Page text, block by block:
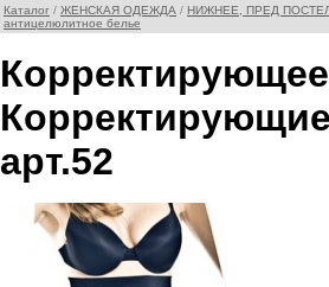
Каталог / ЖЕНСКАЯ ОДЕЖДА / НИЖНЕЕ, ПРЕД
антицелюлитное белье
арт.52